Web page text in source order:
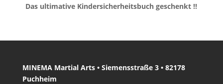
Das ultimative Kindersicherheitsbuch geschenkt !!
MINEMA Martial Arts • Siemensstraße 3 • 82178
Puchheim